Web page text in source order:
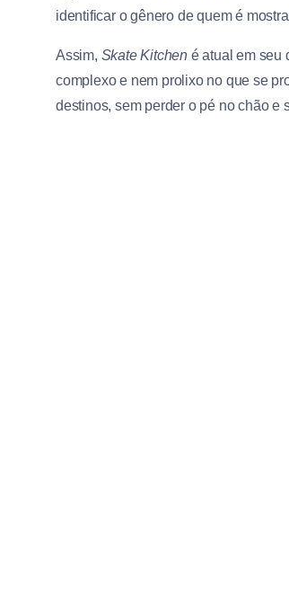
identificar o gênero de quem é
Assim, Skate Kitchen é atual em seu
complexo e nem prolixo no que se
destinos, sem perder o pé no chão e